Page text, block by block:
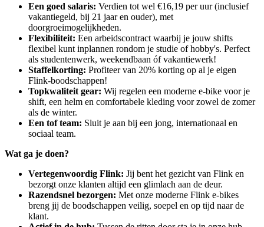
Een goed salaris: Verdien tot wel €16,19 per uur (inclusief
vakantiegeld, bij 21 jaar en ouder), met
doorgroeimogelijkheden.
Flexibiliteit: Een arbeidscontract waarbij je jouw shifts
flexibel kunt inplannen rondom je studie of hobby's. Perfect
als studentenwerk, weekendbaan óf vakantiewerk!
Staffelkorting: Profiteer van 20% korting op al je eigen
Flink-boodschappen!
Topkwaliteit gear: Wij regelen een moderne e-bike voor je
shift, een helm en comfortabele kleding voor zowel de zomer
als de winter.
Een tof team: Sluit je aan bij een jong, internationaal en
sociaal team.
Wat ga je doen?
Vertegenwoordig Flink: Jij bent het gezicht van Flink en
bezorgt onze klanten altijd een glimlach aan de deur.
Razendsnel bezorgen: Met onze moderne Flink e-bikes
breng jij de boodschappen veilig, soepel en op tijd naar de
klant.